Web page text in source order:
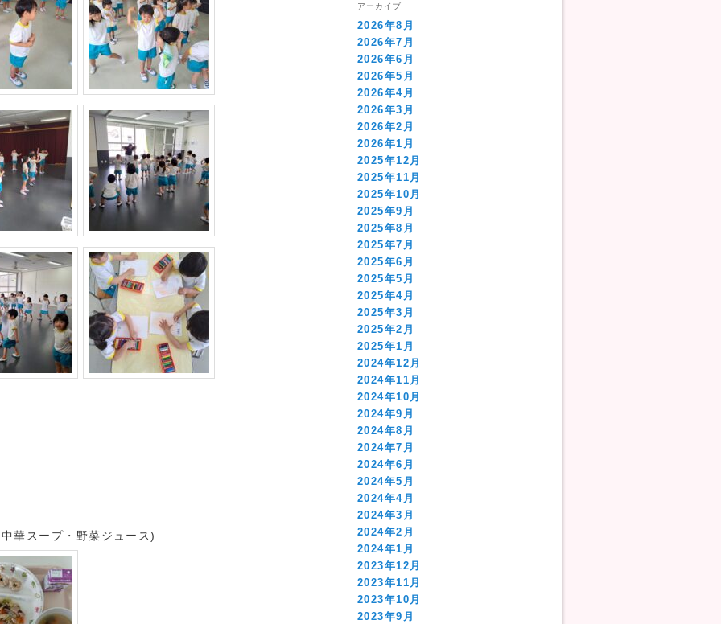
華スープ・野菜ジュース)
アーカイブ
2026年8月
2026年7月
2026年6月
2026年5月
2026年4月
2026年3月
2026年2月
2026年1月
2025年12月
2025年11月
2025年10月
2025年9月
2025年8月
2025年7月
2025年6月
2025年5月
2025年4月
2025年3月
2025年2月
2025年1月
2024年12月
2024年11月
2024年10月
2024年9月
2024年8月
2024年7月
2024年6月
2024年5月
2024年4月
2024年3月
2024年2月
2024年1月
2023年12月
2023年11月
2023年10月
2023年9月